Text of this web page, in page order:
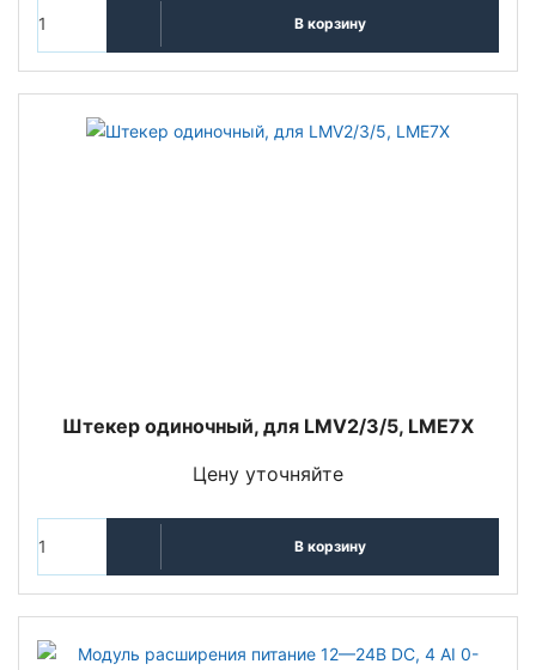
В корзину
Штекер одиночный, для LMV2/3/5, LME7X
Цену уточняйте
В корзину